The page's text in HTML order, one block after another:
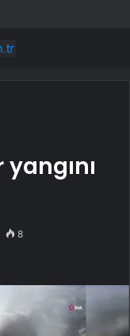
Alanı Etkilendi
8